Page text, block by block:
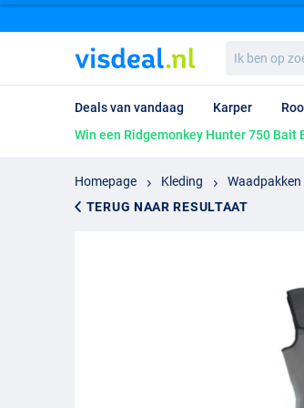
ben
op
naar...
Deals van vandaag Karper
Win een Ridgemonkey Hunter 750 Bait
Homepage Kleding Waadpakken
TERUG NAAR RESULTAAT